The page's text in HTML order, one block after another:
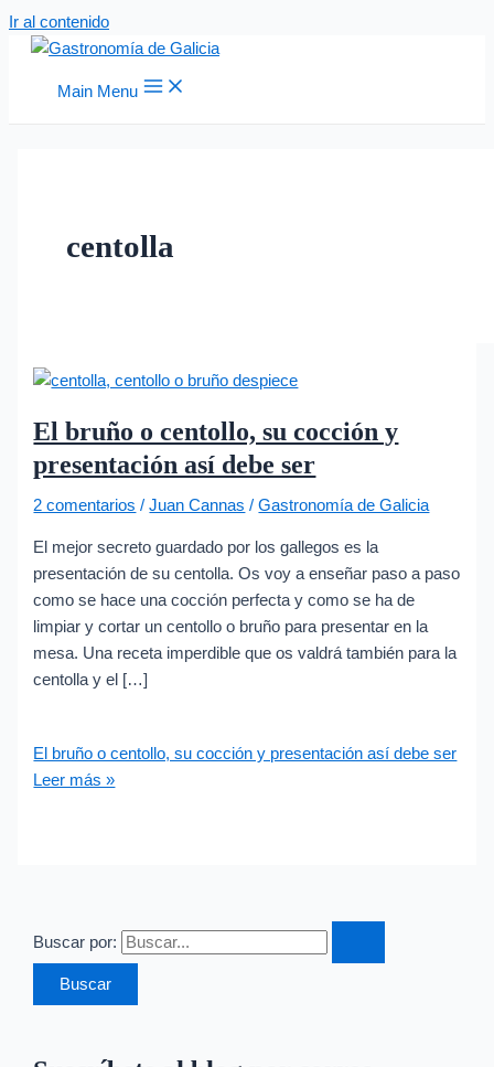
Ir al contenido
Main Menu
centolla
El bruño o centollo, su cocción y
presentación así debe ser
2 comentarios /Juan Cannas /Gastronomía de Galicia
El mejor secreto guardado por los gallegos es la
presentación de su centolla. Os voy a enseñar paso a paso
como se hace una cocción perfecta y como se ha de
limpiar y cortar un centollo o bruño para presentar en la
mesa. Una receta imperdible que os valdrá también para la
centolla y el […]
El bruño o centollo, su cocción y presentación así debe ser
Leer más »
Buscar por: